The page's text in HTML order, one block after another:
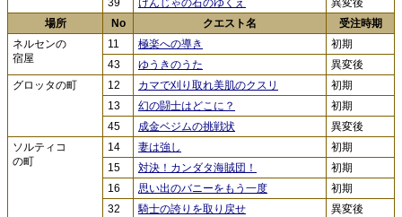
39
けんじゃの石のゆくえ
異変後
場所
No クエスト名
受注時期
ネルセンの
宿屋
11 極楽への導き
初期
43
ゆうきのうた
異変後
グロッタの町
12 カマで刈り取れ美肌のクスリ
初期
13
幻の闘士はどこに？
初期
45
成金ベジムの挑戦状
異変後
ソルティコ
の町
14 妻は強し
初期
15
対決！カンダタ海賊団！
初期
16
思い出のバニーをもう一度
初期
32
騎士の誇りを取り戻せ
異変後